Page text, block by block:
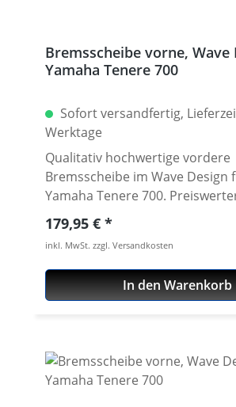
Bremsscheibe vorne, Wave
Yamaha Tenere 700
Sofort versandfertig,
Werktage
Qualitativ hochwertige vordere
Bremsscheibe im Wave Design
Yamaha Tenere 700.
Ersatz für eine verschlissene
original Bremsscheibe der
2019. Details: hochwertige Stahllegierung
harmoniert mit allen
und Zubehör) Abmessungen
Tenere 700 ab 2025 Yamaha
Rally ab 2025 Yamaha Tenere
2024 Yamaha Tenere 700 Rally
Regulärer Preis:
179,95 €
inkl. MwSt. zzgl. Versandkosten
In den Warenkorb